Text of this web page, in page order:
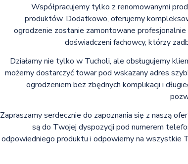
Współpracujemy tylko z renomowanymi
produktów. Dodatkowo, oferujemy
ogrodzenie zostanie zamontowane
doświadczeni fachowcy, którzy
Działamy nie tylko w Tucholi, ale obsługujemy
możemy dostarczyć towar pod wskazany adres
ogrodzeniem bez zbędnych komplikacji i
Zapraszamy serdecznie do zapoznania się z naszą
są do Twojej dyspozycji pod numerem
odpowiedniego produktu i odpowiemy na wszystkie